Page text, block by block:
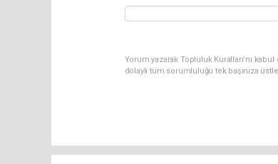
Yorum yazarak Topluluk Kuralları’nı
dolaylı tüm sorumluluğu tek başınıza